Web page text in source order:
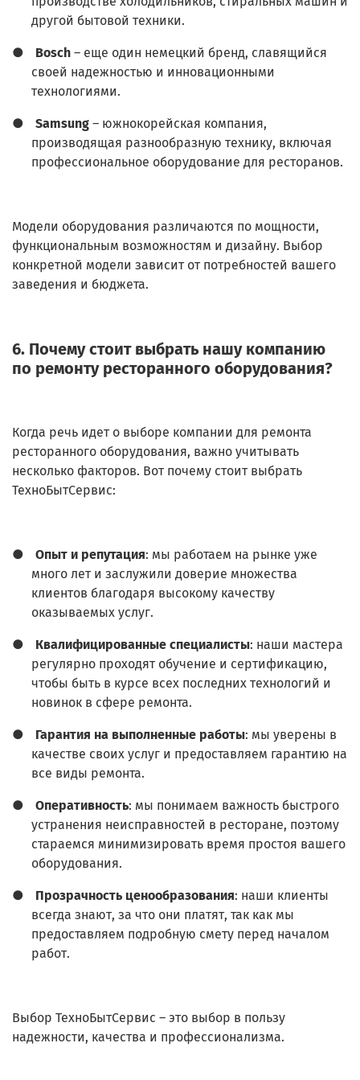
другой бытовой техники.
● Bosch – еще один немецкий бренд, славящийся
своей надежностью и инновационными
технологиями.
● Samsung – южнокорейская компания,
производящая разнообразную технику, включая
профессиональное оборудование для ресторанов.
Модели оборудования различаются по мощности,
функциональным возможностям и дизайну. Выбор
конкретной модели зависит от потребностей вашего
заведения и бюджета.
6. Почему стоит выбрать нашу компанию
по ремонту ресторанного оборудования?
Когда речь идет о выборе компании для ремонта
ресторанного оборудования, важно учитывать
несколько факторов. Вот почему стоит выбрать
ТехноБытСервис:
● Опыт и репутация: мы работаем на рынке уже
много лет и заслужили доверие множества
клиентов благодаря высокому качеству
оказываемых услуг.
● Квалифицированные специалисты: наши мастера
регулярно проходят обучение и сертификацию,
чтобы быть в курсе всех последних технологий и
новинок в сфере ремонта.
● Гарантия на выполненные работы: мы уверены в
качестве своих услуг и предоставляем гарантию на
все виды ремонта.
● Оперативность: мы понимаем важность быстрого
устранения неисправностей в ресторане, поэтому
стараемся минимизировать время простоя вашего
оборудования.
● Прозрачность ценообразования: наши клиенты
всегда знают, за что они платят, так как мы
предоставляем подробную смету перед началом
работ.
Выбор ТехноБытСервис – это выбор в пользу
надежности, качества и профессионализма.